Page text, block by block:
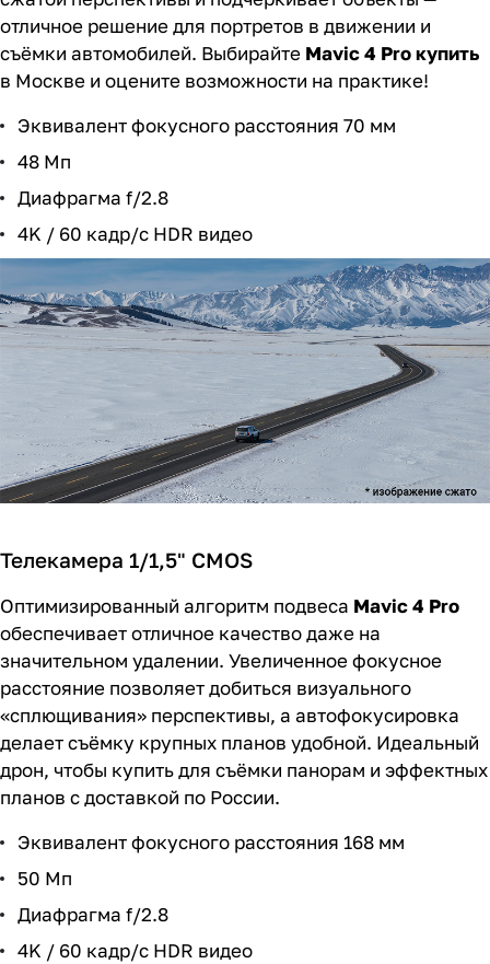
отличное решение для портретов в движении и
съёмки автомобилей. Выбирайте Mavic 4 Pro купить
в Москве и оцените возможности на практике!
Эквивалент фокусного расстояния 70 мм
48 Мп
Диафрагма f/2.8
4K / 60 кадр/с HDR видео
Телекамера 1/1,5" CMOS
Оптимизированный алгоритм подвеса Mavic 4 Pro
обеспечивает отличное качество даже на
значительном удалении. Увеличенное фокусное
расстояние позволяет добиться визуального
«сплющивания» перспективы, а автофокусировка
делает съёмку крупных планов удобной. Идеальный
дрон, чтобы купить для съёмки панорам и эффектных
планов с доставкой по России.
Эквивалент фокусного расстояния 168 мм
50 Мп
Диафрагма f/2.8
4K / 60 кадр/с HDR видео